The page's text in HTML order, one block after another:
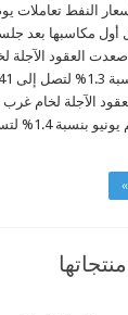
النفط تعاملات
مكاسبها بعد
صعدت العقود الآجلة
الآجلة لخام